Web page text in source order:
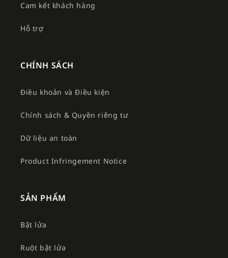
Cam kết khách hàng
Hỗ trợ
CHÍNH SÁCH
Điều khoản và Điều kiện
Chính sách & Quyền riêng tư
Dữ liệu an toàn
Product Infringement Notice
SẢN PHẨM
Bật lửa
Ruột bật lửa